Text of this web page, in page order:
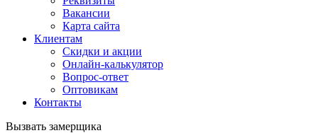
Вакансии
Карта сайта
Клиентам
Скидки и акции
Онлайн-калькулятор
Вопрос-ответ
Оптовикам
Контакты
Вызвать замерщика